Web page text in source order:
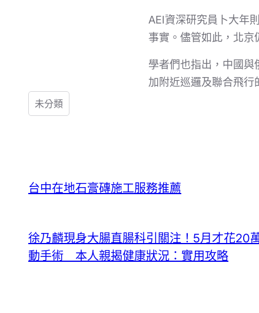
AEI資深研究員卜大年
事實。儘管如此，北京
學者們也指出，中國
加附近巡邏及聯合飛行
未分類
台中在地石膏磚施工服務推薦
徐乃麟現身大腸直腸科引關注！5月才花20
動手術 本人親揭健康狀況：實用攻略